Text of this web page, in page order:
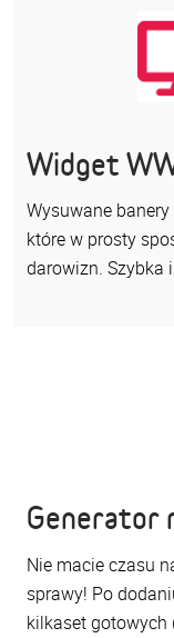
Widget
Wysuwane
które w prosty
darowizn. Szybka
Generator
Nie macie czasu
sprawy! Po
kilkaset